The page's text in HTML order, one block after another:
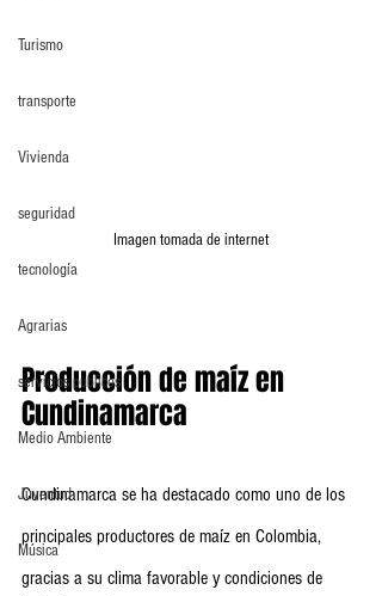
Turismo
transporte
Vivienda
seguridad
tecnología
Agrarias
servicios publicos
Medio Ambiente
Juventud
Música
Imagen tomada de internet
Producción de maíz en
Cundinamarca
Cundinamarca se ha destacado como uno de los
principales productores de maíz en Colombia,
gracias a su clima favorable y condiciones de